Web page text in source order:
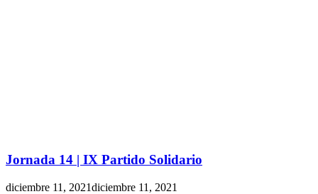
Jornada 14 | IX Partido Solidario
diciembre 11, 2021diciembre 11, 2021